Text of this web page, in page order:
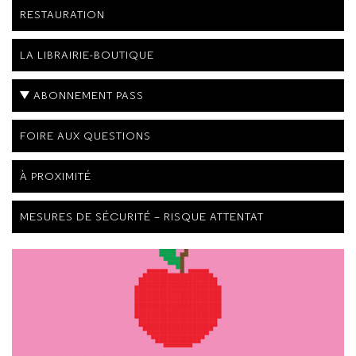
RESTAURATION
LA LIBRAIRIE-BOUTIQUE
ABONNEMENT PASS
FOIRE AUX QUESTIONS
À PROXIMITÉ
MESURES DE SÉCURITÉ – RISQUE ATTENTAT